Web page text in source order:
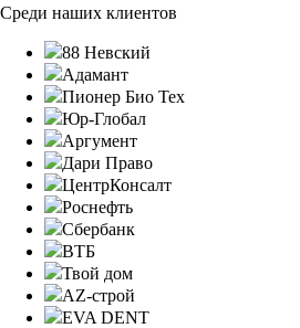
Среди наших клиентов
88 Невский
Адамант
Пионер Био Тех
Юр-Глобал
Аргумент
Дари Право
ЦентрКонсалт
Роснефть
Сбербанк
ВТБ
Твой дом
AZ-строй
EVA DENT